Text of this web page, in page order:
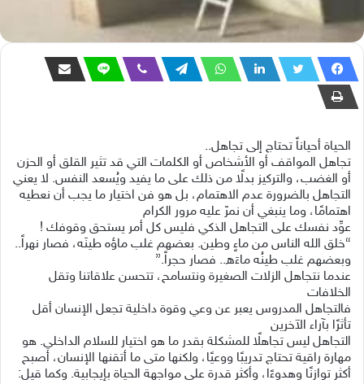
ﺍﻟﺤﻴﺎﺓ ﺃﺣﻴﺎﻧﺎً ﺗﺤﺘﺎﺝ ﺇﻟﻰ ﺗﺠﺎﻫﻞ..
تجاهل المواقف أو الأشخاص أو الكلمات التي قد تثير القلق أو الحزن
أو الغضب، والتركيز بدلًا من ذلك على ما يفيد ويُسعد النفس. لا يعني
التجاهل بالضرورة عدم الاهتمام، بل هو فن اختيار ما يجب أن نعطيه
اهتمامًا، وما ينبغي أن نمرّ عليه مرور الكرام
ﻋﻮِّﺩ ﻧﻔﺴﻚ ﻋﻠﻰ ﺍﻟﺘﺠﺎﻫﻞ ﺍﻟﺬﻛﻲ ﻓﻠﻴﺲ ﻛﻞ أﻣﺮ ﻳﺴﺘﺤﻖ ﻭﻗﻮﻓﻚ !
“ﺧﻠﻖ ﺍﻟﻠﻪ ﺍﻟﻨﺎﺱ ﻣﻦ ﻣﺎﺀٍ ﻭﻃﻴﻦ. ﺑﻌﻀﻬﻢ ﻏﻠﺐ ﻣﺎﺅﻩ ﻃﻴﻨَﻪ، ﻓﺼﺎﺭ ﻧﻬﺮﺍً..
ﻭﺑﻌﻀﻬﻢ ﻏﻠﺐ ﻃﻴﻨُﻪ ﻣﺎﺀَﻩ.. ﻓﺼﺎﺭ ﺣﺠﺮﺍً.”
عندما نتجاهل الزلات الصغيرة ونتسامح، تتحسن علاقاتنا وتقل
الخلافات
فالتجاهل المدروس يعبر عن وعي وقوة داخلية تجعل الإنسان أقل
تأثرًا بآراء الآخرين
التجاهل ليس تجاهلًا للمشكلة بقدر ما هو اختيار للسلام الداخلي. هو
مهارة راقية تحتاج تدريبًا ووعيًا، ولكنها متى ما أتقنها الإنسان، أصبح
أكثر توازنًا وهدوءًا، وأكثر قدرة على مواجهة الحياة بإيجابية. وكما قيل: